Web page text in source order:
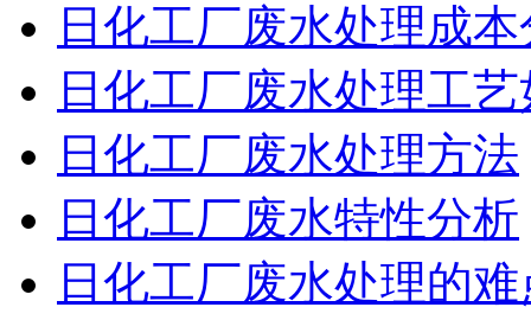
日化工厂废水处理成
日化工厂废水处理工
日化工厂废水处理方法
日化工厂废水特性分析
日化工厂废水处理的